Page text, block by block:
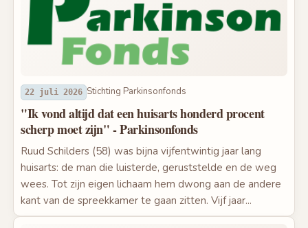
22 juli 2026 Stichting Parkinsonfonds
"Ik vond altijd dat een huisarts honderd procent
scherp moet zijn" - Parkinsonfonds
Ruud Schilders (58) was bijna vijfentwintig jaar lang
huisarts: de man die luisterde, geruststelde en de weg
wees. Tot zijn eigen lichaam hem dwong aan de andere
kant van de spreekkamer te gaan zitten. Vijf jaar...